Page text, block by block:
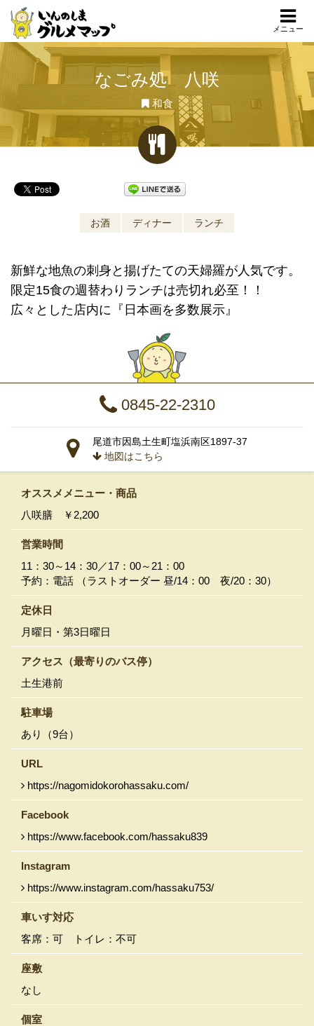
メニュー
なごみ処 八咲
和食
お酒 ディナー ランチ
新鮮な地魚の刺身と揚げたての天婦羅が人気です。
限定15食の週替わりランチは売切れ必至！！
広々とした店内に『日本画を多数展示』
0845-22-2310
尾道市因島土生町塩浜南区1897-37
地図はこちら
オススメメニュー ・商品
八咲膳 ￥2,200
営業時間
11：30～14：30／17：00～21：00
予約：電話 （ラストオーダー 昼/14：00 夜/20：30）
定休日
月曜日・第3日曜日
アクセス （最寄りのバス停）
土生港前
駐車場
あり（9台）
URL
https://nagomidokorohassaku.com/
Facebook
https://www.facebook.com/hassaku839
Instagram
https://www.instagram.com/hassaku753/
車いす対応
客席：可 トイレ：不可
座敷
なし
個室